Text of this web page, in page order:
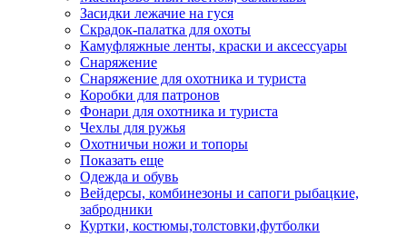
Засидки лежачие на гуся
Скрадок-палатка для охоты
Камуфляжные ленты, краски и аксессуары
Снаряжение
Снаряжение для охотника и туриста
Коробки для патронов
Фонари для охотника и туриста
Чехлы для ружья
Охотничьи ножи и топоры
Показать еще
Одежда и обувь
Вейдерсы, комбинезоны и сапоги рыбацкие,
забродники
Куртки, костюмы,толстовки,футболки